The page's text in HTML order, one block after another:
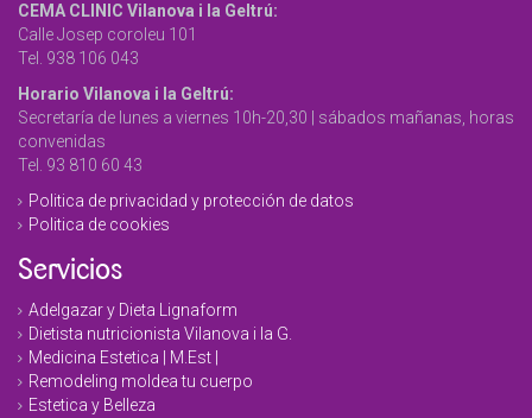
CEMA CLINIC Vilanova i la Geltrú:
Calle Josep coroleu 101
Tel. 938 106 043
Horario Vilanova i la Geltrú:
Secretaría de lunes a viernes 10h-20,30 | sábados mañanas, horas
convenidas
Tel. 93 810 60 43
Politica de privacidad y protección de datos
Politica de cookies
Servicios
Adelgazar y Dieta Lignaform
Dietista nutricionista Vilanova i la G.
Medicina Estetica | M.Est |
Remodeling moldea tu cuerpo
Estetica y Belleza